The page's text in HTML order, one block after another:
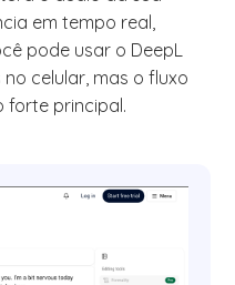
em tempo real,
pode usar o DeepL
celular, mas o fluxo
forte principal.